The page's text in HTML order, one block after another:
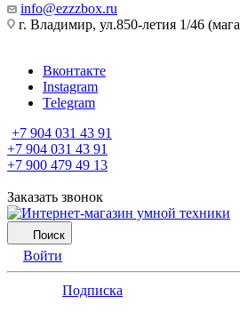
info@ezzzbox.ru
г. Владимир, ул.850-летия 1/46
Вконтакте
Instagram
Telegram
+7 904 031 43 91
+7 904 031 43 91
+7 900 479 49 13
Заказать звонок
Поиск
Войти
Подписка